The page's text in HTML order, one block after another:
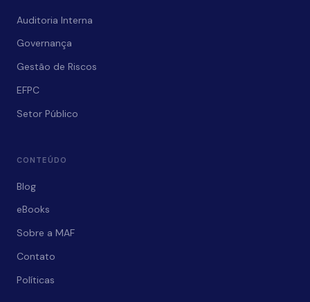
Auditoria Interna
Governança
Gestão de Riscos
EFPC
Setor Público
CONTEÚDO
Blog
eBooks
Sobre a MAF
Contato
Políticas